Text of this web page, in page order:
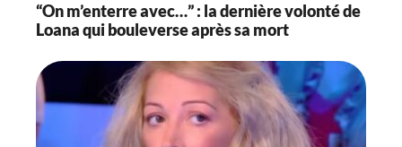
“On m’enterre avec…” : la dernière volonté de
Loana qui bouleverse après sa mort